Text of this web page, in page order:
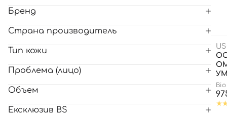
Бренд
Страна производитель
Тип кожи
Проблема (лицо)
Объем
Ексклюзив BS